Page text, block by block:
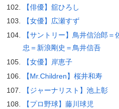
【俳優】舘ひろし
【女優】広瀬すず
【サントリー】鳥井信治郎
忠＝新浪剛史＝鳥井信吾
【女優】岸恵子
【Mr.Children】桜井和寿
【ジャーナリスト】池上彰
【プロ野球】藤川球児